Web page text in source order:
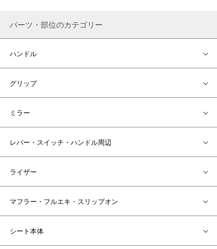
パーツ・部位のカテゴリー
ハンドル
グリップ
ミラー
レバー・スイッチ・ハンドル周辺
ライザー
マフラー・フルエキ・スリップオン
シート本体